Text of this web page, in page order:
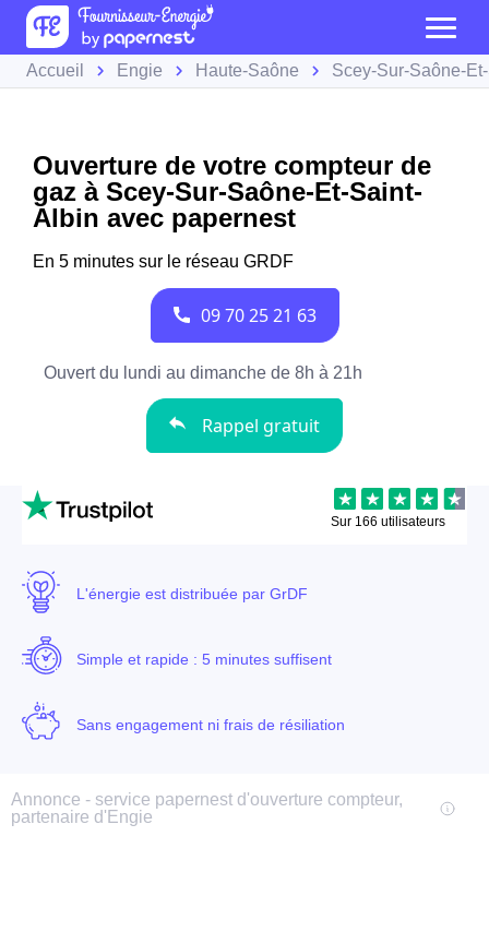
Accueil Engie Haute-Saône Scey-Sur-Saône-